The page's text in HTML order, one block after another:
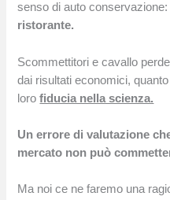
senso di auto conservazione:
ristorante.
Scommettitori e cavallo
dai risultati economici,
lorofiducia nella scienza.
Un errore di valutazione
mercato non può
Ma noi ce ne faremo una